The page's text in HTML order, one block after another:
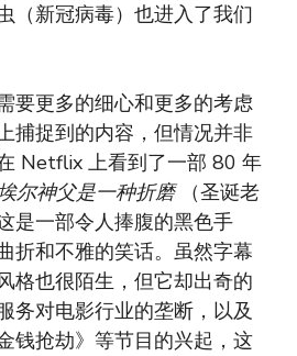
（新冠病毒）也进入了我们
要更多的细心和更多的考虑
捕捉到的内容，但情况并非
Netflix 上看到了一部 80 年
尔神父是一种折磨（圣诞老
一部令人捧腹的黑色手
折和不雅的笑话。虽然字幕
格也很陌生，但它却出奇的
务对电影行业的垄断，以及
钱抢劫》等节目的兴起，这